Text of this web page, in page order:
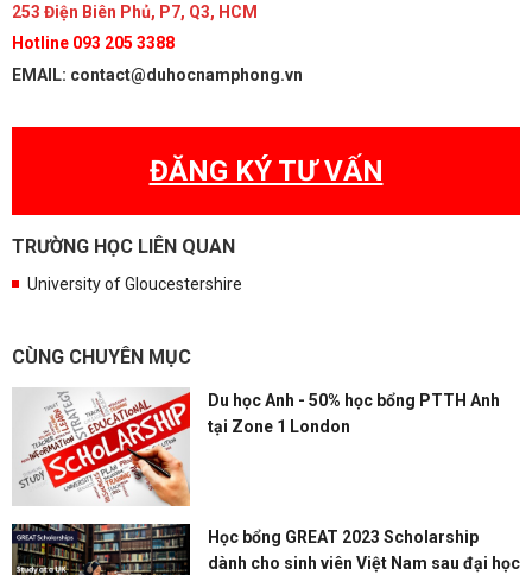
253 Điện Biên Phủ, P7, Q3, HCM
Hotline 093 205 3388
EMAIL: contact@duhocnamphong.vn
ĐĂNG KÝ TƯ VẤN
TRƯỜNG HỌC LIÊN QUAN
University of Gloucestershire
CÙNG CHUYÊN MỤC
Du học Anh - 50% học bổng PTTH Anh
tại Zone 1 London
Học bổng GREAT 2023 Scholarship
dành cho sinh viên Việt Nam sau đại học